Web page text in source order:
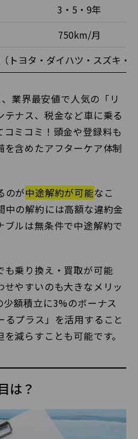
3・5・9年
750km/月
トヨタ・ダイハツ・スズキ・
業界最安値で人気の「リ
ナス、税金など車に乗る
ミコミ！頭金や登録料も
含めたアフターケア体制
のが中途解約が可能なこ
中の解約には高額な違約金
ルは無条件で中途解約で
も乗り換え・買取が可能
やすいのも大きなメリッ
少額積立に3%のボーナス
プラス」を活用すること
減らすことも可能です。
は？